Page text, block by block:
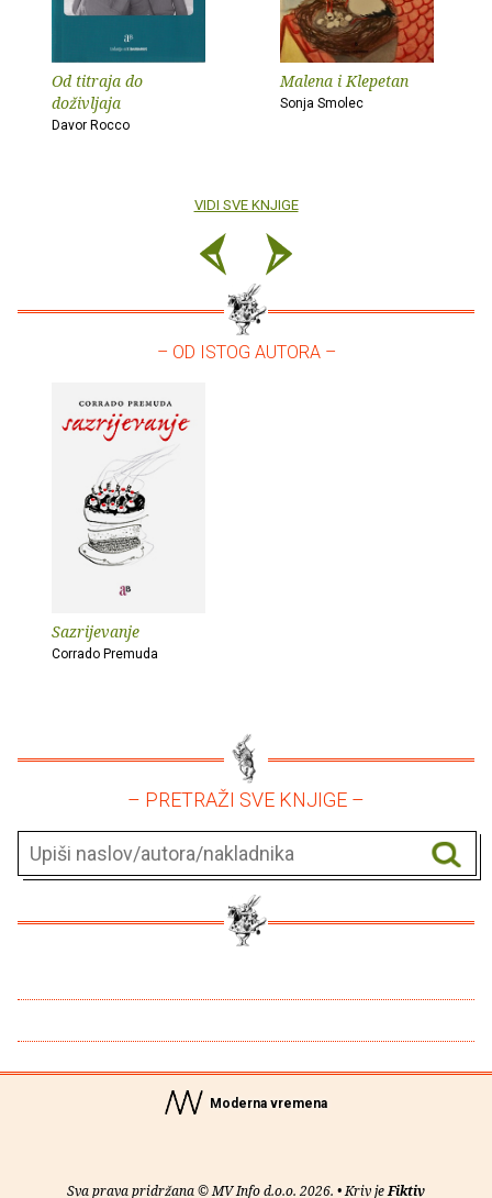
Od titraja do
doživljaja
Davor Rocco
Malena i Klepetan
Sonja Smolec
VIDI SVE KNJIGE
– OD ISTOG AUTORA –
Sazrijevanje
Corrado Premuda
– PRETRAŽI SVE KNJIGE –
Moderna vremena
Sva prava pridržana © MV Info d.o.o. 2026. • Kriv jeFiktiv